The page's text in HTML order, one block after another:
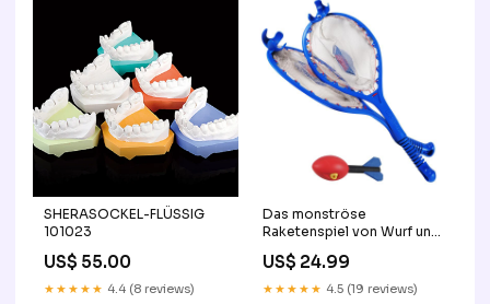
SHERASOCKEL-FLÜSSIG
101023
US$ 55.00
★★★★★ 4.4 (8 reviews)
Das monströse
Raketenspiel von Wurf und
Fang Accessories
US$ 24.99
★★★★★ 4.5 (19 reviews)